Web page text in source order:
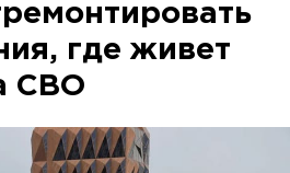
где живет
СВО